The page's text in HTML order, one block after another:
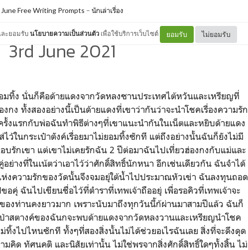
ละยอมรับนโยบายความเป็นส่วนตัว เพื่อใช้บริการเว็บไซต์ ยอมรับ ไม่ยอมรับ
June Free Writing Prompts – นักเล่าเรื่อง
3rd June 2021
ทิ้ง นั่นก็คือด้ายแดงจากวัดหลงซานประเทศไต้หวันและเหรียญที่
กง ทั้งสองอย่างนี้เป็นด้ายแดงที่เขาว่ากันว่าจะนำโชคเรื่องความรัก
งแรกกับพ่อฉันทำพิธีต่างๆที่เขาแนะนำกันในเน็ตและหยิบด้ายแดง
ไว้ในกระเป๋าตังค์เรื่อยมาไม่ยอมทิ้งซักที แต่ถึงอย่างนั้นฉันก็ยังไม่มี
รักเขา แต่เขาไม่เคยรักฉัน 2 ปีต่อมาฉันไปเที่ยวฮ่องกงกับแม่และ
ย่างที่ในเน้ตว่าเอาไว้ว่าศักดิ์สิทธิ์นักหนา อีกเช่นเดียวกัน ฉันจำได้
งความรักของวัดนั้นจึงจมอยุ่ใต้น้ำไปประมาณหัวเข่า ฉันลงทุนถอด
อคุ่ ฉันไปเขียนชื่อไว้ที่ตำราที่เทพเจ้าถืออยุ่ เพื่อรอคิวที่เทพเจ้าจะ
งท่านคงยาวมาก เพราะนับมาถึงทุกวันนี้ก้ผ่านมาสามปีแล้ว ฉันก็
าสตางค์ของฉันกจะพบด้ายแดงจากวัดหลงวานและเหรียญนำโชค
ทิ้งไปไหนซักที ทั้งๆที่สองสิ่งนั้นไม่ได้ช่วยอเไรฉันเลย สิ่งที่จะดึงดุด
มคิด ทัศนคติ และนิสัยเท่านั้น ไม่ใช่พรจากสิ่งศักดิ์สิทธิ์ใดๆทั้งสิ้น ไม่